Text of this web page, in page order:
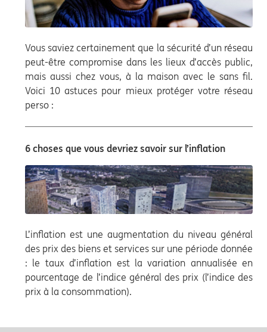
Vous saviez certainement que la sécurité d’un réseau
peut-être compromise dans les lieux d’accès public,
mais aussi chez vous, à la maison avec le sans fil.
Voici 10 astuces pour mieux protéger votre réseau
perso :
6 choses que vous devriez savoir sur l’inflation
L’inflation est une augmentation du niveau général
des prix des biens et services sur une période donnée
: le taux d’inflation est la variation annualisée en
pourcentage de l’indice général des prix (l’indice des
prix à la consommation).